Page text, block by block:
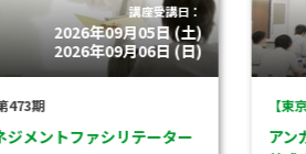
講座受講日：
2026年09月05日 (土)
2026年09月06日 (日)
473期
ジメントファシリテーター
【東
アン